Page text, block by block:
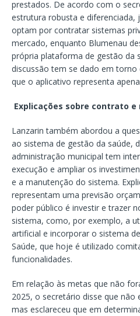
prestados. De acordo com o
estrutura robusta e diferenciada,
optam por contratar sistemas
mercado, enquanto Blumenau
própria plataforma de gestão da
discussão tem se dado em torno
que o aplicativo representa
Explicações sobre contrato e
Lanzarin também abordou a
ao sistema de gestão da saúde,
administração municipal tem
execução e ampliar os
e a manutenção do sistema.
representam uma previsão
poder público é investir e trazer
sistema, como, por exemplo, a
artificial e incorporar o sistema
Saúde, que hoje é utilizado
funcionalidades.
Em relação às metas que não
2025, o secretário disse que não
mas esclareceu que em